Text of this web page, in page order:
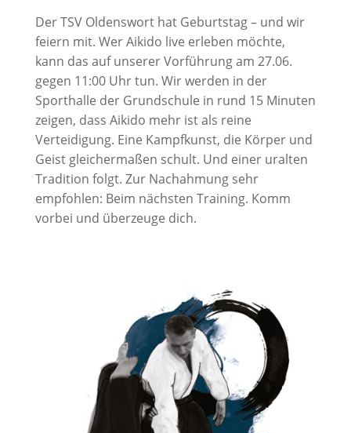
Der TSV Oldenswort hat Geburtstag – und wir
feiern mit. Wer Aikido live erleben möchte,
kann das auf unserer Vorführung am 27.06.
gegen 11:00 Uhr tun. Wir werden in der
Sporthalle der Grundschule in rund 15 Minuten
zeigen, dass Aikido mehr ist als reine
Verteidigung. Eine Kampfkunst, die Körper und
Geist gleichermaßen schult. Und einer uralten
Tradition folgt. Zur Nachahmung sehr
empfohlen: Beim nächsten Training. Komm
vorbei und überzeuge dich.